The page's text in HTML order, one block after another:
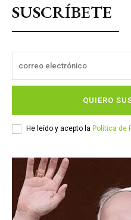
SUSCRÍBETE
QUIERO
He leído y acepto la Política de